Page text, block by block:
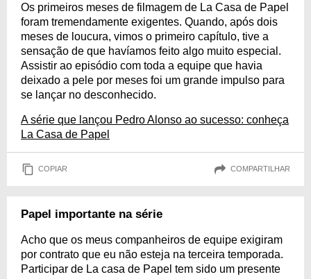
Os primeiros meses de filmagem de La Casa de Papel
foram tremendamente exigentes. Quando, após dois
meses de loucura, vimos o primeiro capítulo, tive a
sensação de que havíamos feito algo muito especial.
Assistir ao episódio com toda a equipe que havia
deixado a pele por meses foi um grande impulso para
se lançar no desconhecido.
A série que lançou Pedro Alonso ao sucesso: conheça
La Casa de Papel
COPIAR COMPARTILHAR
Papel importante na série
Acho que os meus companheiros de equipe exigiram
por contrato que eu não esteja na terceira temporada.
Participar de La casa de Papel tem sido um presente